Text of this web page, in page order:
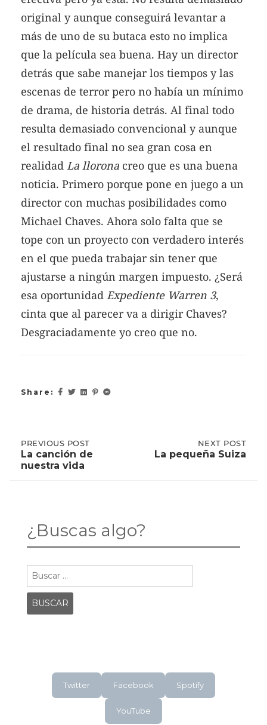
original y aunque conseguirá levantar a
más de uno de su butaca esto no implica
que la película sea buena. Hay un director
detrás que sabe manejar los tiempos y las
escenas de terror pero no había un mínimo
de drama, de historia detrás. Al final todo
resulta demasiado convencional y aunque
el resultado final no sea gran cosa en
realidad La llorona creo que es una buena
noticia. Primero porque pone en juego a un
director con muchas posibilidades como
Michael Chaves. Ahora solo falta que se
tope con un proyecto con verdadero interés
en el que pueda trabajar sin tener que
ajustarse a ningún margen impuesto. ¿Será
esa oportunidad Expediente Warren 3,
cinta que al parecer va a dirigir Chaves?
Desgraciadamente yo creo que no.
Share:
Post
PREVIOUS
POST:
LA
CANCIÓN
PREVIOUS POST
La canción de
nuestra vida
POST:
NEXT POST
La pequeña Suiza
¿Buscas algo?
Twitter Facebook Spotify
YouTube